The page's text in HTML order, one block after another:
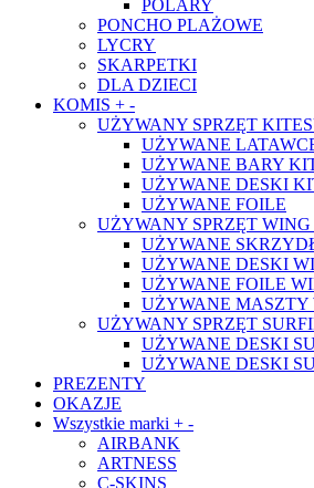
POLARY
PONCHO PLAŻOWE
LYCRY
SKARPETKI
DLA DZIECI
KOMIS + -
UŻYWANY SPRZĘT
UŻYWANE
UŻYWANE BARY
UŻYWANE DESKI
UŻYWANE FOILE
UŻYWANY SPRZĘT WING
UŻYWANE
UŻYWANE DESKI
UŻYWANE FOILE
UŻYWANE MASZTY
UŻYWANY SPRZĘT
UŻYWANE DESKI
UŻYWANE DESKI
PREZENTY
OKAZJE
Wszystkie marki + -
AIRBANK
ARTNESS
C-SKINS